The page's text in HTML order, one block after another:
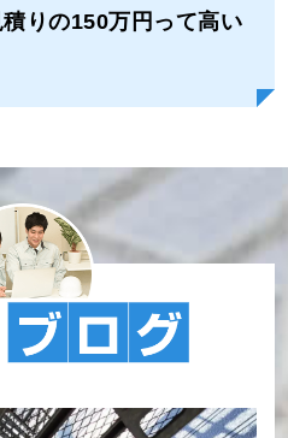
りの150万円 って高い